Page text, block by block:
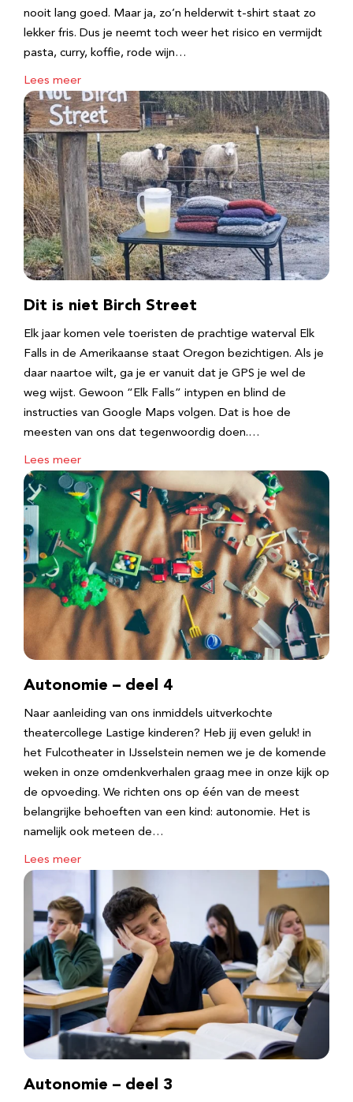
nooit lang goed. Maar ja, zo’n helderwit t-shirt staat zo
lekker fris. Dus je neemt toch weer het risico en vermijdt
pasta, curry, koffie, rode wijn…
Lees meer
Dit is niet Birch Street
Elk jaar komen vele toeristen de prachtige waterval Elk
Falls in de Amerikaanse staat Oregon bezichtigen. Als je
daar naartoe wilt, ga je er vanuit dat je GPS je wel de
weg wijst. Gewoon “Elk Falls” intypen en blind de
instructies van Google Maps volgen. Dat is hoe de
meesten van ons dat tegenwoordig doen.…
Lees meer
Autonomie – deel 4
Naar aanleiding van ons inmiddels uitverkochte
theatercollege Lastige kinderen? Heb jij even geluk! in
het Fulcotheater in IJsselstein nemen we je de komende
weken in onze omdenkverhalen graag mee in onze kijk op
de opvoeding. We richten ons op één van de meest
belangrijke behoeften van een kind: autonomie. Het is
namelijk ook meteen de…
Lees meer
Autonomie – deel 3